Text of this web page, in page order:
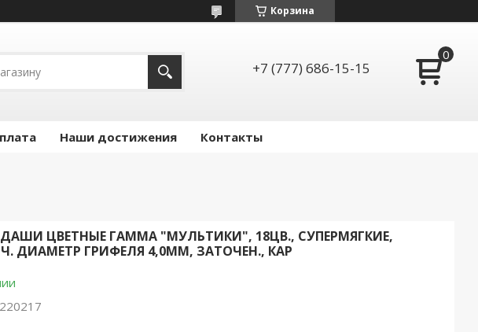
Корзина
+7 (777) 686-15-15
Наши достижения Контакты
ЦВЕТНЫЕ ГАММА "МУЛЬТИКИ", 18ЦВ., СУПЕРМЯГКИЕ,
ДИАМЕТР ГРИФЕЛЯ 4,0ММ, ЗАТОЧЕН., КАР